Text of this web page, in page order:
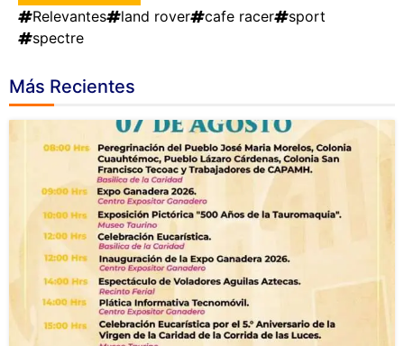
Relevantes
land rover cafe racer
sport
spectre
Más Recientes